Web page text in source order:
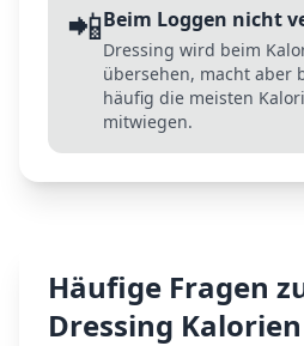
📲Beim Loggen nicht
Dressing wird beim
übersehen, macht aber
häufig die meisten
mitwiegen.
Häufige Fragen
Dressing Kalorien